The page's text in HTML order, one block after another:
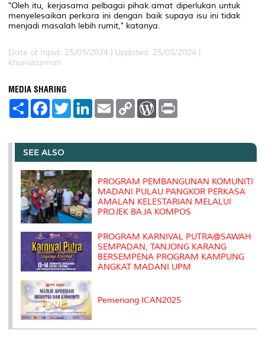
"Oleh itu, kerjasama pelbagai pihak amat diperlukan untuk
menyelesaikan perkara ini dengan baik supaya isu ini tidak
menjadi masalah lebih rumit," katanya.
Date of Input: 25/03/2024 | Updated: 25/03/2024 |
khairulazman
MEDIA SHARING
S
e
F
a
b
o
o
k
T
w
t
r
L
e
I
E
m
l
C
L
n
W
P
e
s
t
SEE ALSO
PROGRAM PEMBANGUNAN KOMUNITI
MADANI PULAU PANGKOR PERKASA
AMALAN KELESTARIAN MELALUI
PROJEK BAJA KOMPOS
PROGRAM KARNIVAL PUTRA@SAWAH
SEMPADAN, TANJONG KARANG
BERSEMPENA PROGRAM KAMPUNG
ANGKAT MADANI UPM
Pemenang ICAN2025